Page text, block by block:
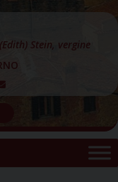
Stein, vergine